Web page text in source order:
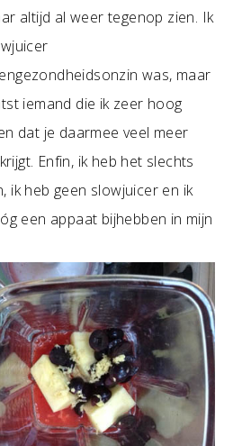
altijd al weer tegenop zien. Ik
was, maar
iemand die ik zeer hoog
dat je daarmee veel meer
Enfin, ik heb het slechts
ik heb geen slowjuicer en ik
een appaat bijhebben in mijn